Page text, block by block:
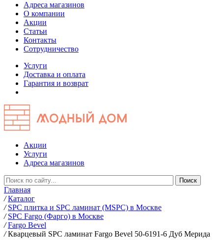
Адреса магазинов
О компании
Акции
Статьи
Контакты
Сотрудничество
Услуги
Доставка и оплата
Гарантия и возврат
Акции
Услуги
Адреса магазинов
Главная
/ Каталог
/ SPC плитка и SPC ламинат (MSPC) в Москве
/ SPC Fargo (Фарго) в Москве
/ Fargo Bevel
/ Кварцевый SPC ламинат Fargo Bevel 50-6191-6 Дуб Мерида